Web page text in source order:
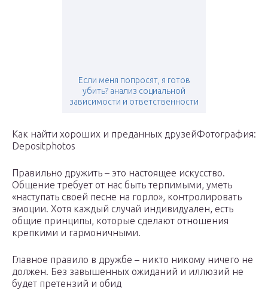
Если меня попросят, я готов
убить? анализ социальной
зависимости и ответственности
Как найти хороших и преданных друзейФотография:
Depositphotos
Правильно дружить – это настоящее искусство.
Общение требует от нас быть терпимыми, уметь
«наступать своей песне на горло», контролировать
эмоции. Хотя каждый случай индивидуален, есть
общие принципы, которые сделают отношения
крепкими и гармоничными.
Главное правило в дружбе – никто никому ничего не
должен. Без завышенных ожиданий и иллюзий не
будет претензий и обид